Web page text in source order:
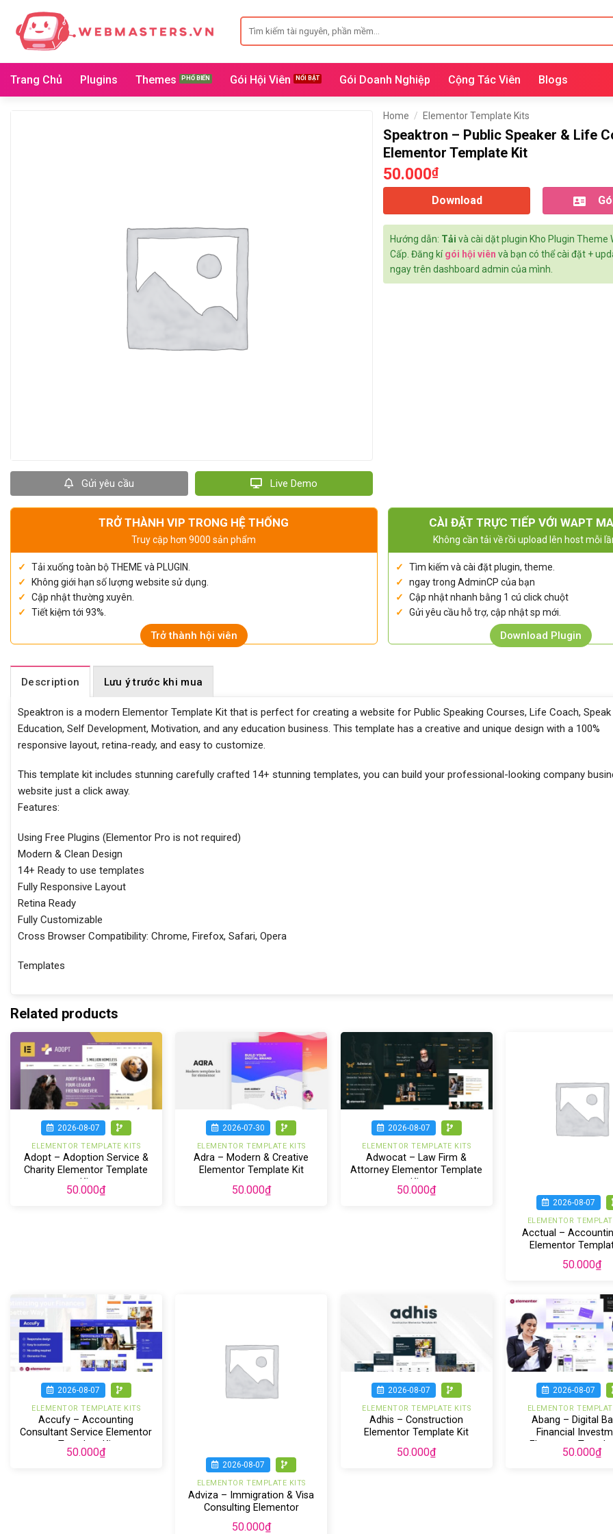
qua
dung
for:
Trang Chủ Plugins Themes Gói Hội Viên Gói Doanh Nghiệp Cộng Tác Viên Blogs
Gửi yêu cầu Live Demo
Home / Elementor Template Kits
Speaktron – Public Speaker & Life
Elementor Template Kit
50.000₫
Download
Hướng dẫn: Tải và cài dặt plugin Kho Plugin Theme
Cấp. Đăng kígói hội viên và bạn có thể cài đặt +
ngay trên dashboard admin của mình.
TRỞ THÀNH VIP TRONG HỆ THỐNG
Truy cập hơn 9000 sản phẩm
Tải xuống toàn bộ THEME và PLUGIN.
Không giới hạn số lượng website sử dụng.
Cập nhật thường xuyên.
Tiết kiệm tới 93%.
Trở thành hội viên
CÀI ĐẶT TRỰC TIẾP VỚI WAPT
Không cần tải về rồi upload lên host mỗi
Tìm kiếm và cài đặt plugin, theme.
ngay trong AdminCP của bạn
Cập nhật nhanh bằng 1 cú click chuột
Gửi yêu cầu hỗ trợ, cập nhật sp mới.
Download Plugin
Description Lưu ý trước khi mua
Speaktron is a modern Elementor Template Kit that is perfect for creating a website for Public Speaking Courses, Life Coach, Speak
Education, Self Development, Motivation, and any education business. This template has a creative and unique design with a 100%
responsive layout, retina-ready, and easy to customize.
This template kit includes stunning carefully crafted 14+ stunning templates, you can build your professional-looking company
website just a click away.
Features:
Using Free Plugins (Elementor Pro is not required)
Modern & Clean Design
14+ Ready to use templates
Fully Responsive Layout
Retina Ready
Fully Customizable
Cross Browser Compatibility: Chrome, Firefox, Safari, Opera
Templates
Related products
2026-08-07
ELEMENTOR TEMPLATE KITS
Adopt – Adoption Service &
Charity Elementor Template
Kit
50.000₫
2026-07-30
ELEMENTOR TEMPLATE KITS
Adra – Modern & Creative
Elementor Template Kit
50.000₫
2026-08-07
ELEMENTOR TEMPLATE KITS
Adwocat – Law Firm &
Attorney Elementor Template
Kit
50.000₫
2026-08-07
ELEMENTOR
Acctual –
Elementor
50.000₫
2026-08-07
ELEMENTOR TEMPLATE KITS
Accufy – Accounting
Consultant Service Elementor
Template Kit
50.000₫
2026-08-07
ELEMENTOR TEMPLATE KITS
Adviza – Immigration & Visa
Consulting Elementor
Template Kit
50.000₫
2026-08-07
ELEMENTOR TEMPLATE KITS
Adhis – Construction
Elementor Template Kit
50.000₫
2026-08-07
ELEMENTOR
Abang – Digital
Financial
Elementor
50.000₫